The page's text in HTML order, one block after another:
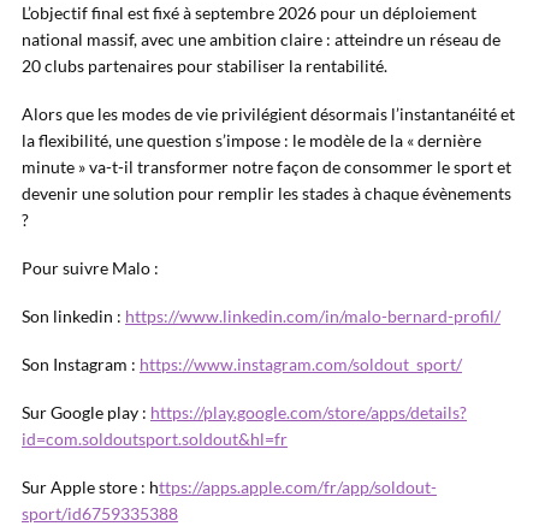
L’objectif final est fixé à septembre 2026 pour un déploiement
national massif, avec une ambition claire : atteindre un réseau de
20 clubs partenaires pour stabiliser la rentabilité.
Alors que les modes de vie privilégient désormais l’instantanéité et
la flexibilité, une question s’impose : le modèle de la « dernière
minute » va-t-il transformer notre façon de consommer le sport et
devenir une solution pour remplir les stades à chaque évènements
?
Pour suivre Malo :
Son linkedin : https://www.linkedin.com/in/malo-bernard-profil/
Son Instagram : https://www.instagram.com/soldout_sport/
Sur Google play : https://play.google.com/store/apps/details?
id=com.soldoutsport.soldout&hl=fr
Sur Apple store : https://apps.apple.com/fr/app/soldout-
sport/id6759335388